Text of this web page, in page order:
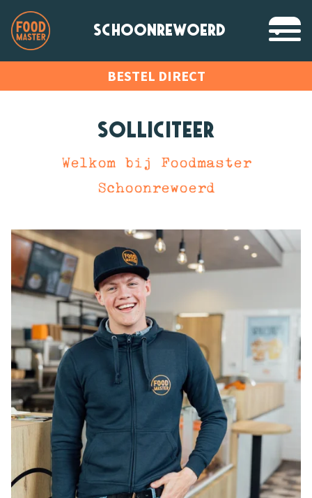
SCHOONREWOERD
BESTEL DIRECT
Solliciteer
Welkom bij Foodmaster
Schoonrewoerd